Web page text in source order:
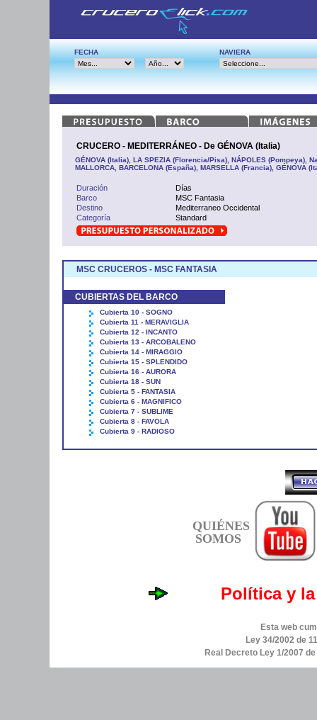
FECHA NAVIERA
CRUCERO - MEDITERRÁNEO - De GÉNOVA (Italia)
GÉNOVA (Italia), LA SPEZIA (Florencia/Pisa), NÁPOLES (Pompeya),
MALLORCA, BARCELONA (España), MARSELLA (Francia), GÉNOVA
Duración
Días
Barco
MSC Fantasia
Destino
Mediterraneo Occidental
Categoría
Standard
MSC CRUCEROS - MSC FANTASIA
CUBIERTAS DEL BARCO
Cubierta 10 - SOGNO
Cubierta 11 - MERAVIGLIA
Cubierta 12 - INCANTO
Cubierta 13 - ARCOBALENO
Cubierta 14 - MIRAGGIO
Cubierta 15 - SPLENDIDO
Cubierta 16 - AURORA
Cubierta 18 - SUN
Cubierta 5 - FANTASIA
Cubierta 6 - MAGNIFICO
Cubierta 7 - SUBLIME
Cubierta 8 - FAVOLA
Cubierta 9 - RADIOSO
QUIÉNES
SOMOS
Política y
Esta web
Ley 34/2002 de
Real Decreto Ley 1/2007